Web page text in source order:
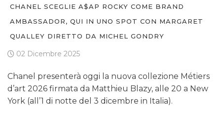
CHANEL SCEGLIE A$AP ROCKY COME BRAND
AMBASSADOR, QUI IN UNO SPOT CON MARGARET
QUALLEY DIRETTO DA MICHEL GONDRY
02 Dicembre 2025
Chanel presenterà oggi la nuova collezione Métiers
d’art 2026 firmata da Matthieu Blazy, alle 20 a New
York (all’1 di notte del 3 dicembre in Italia).